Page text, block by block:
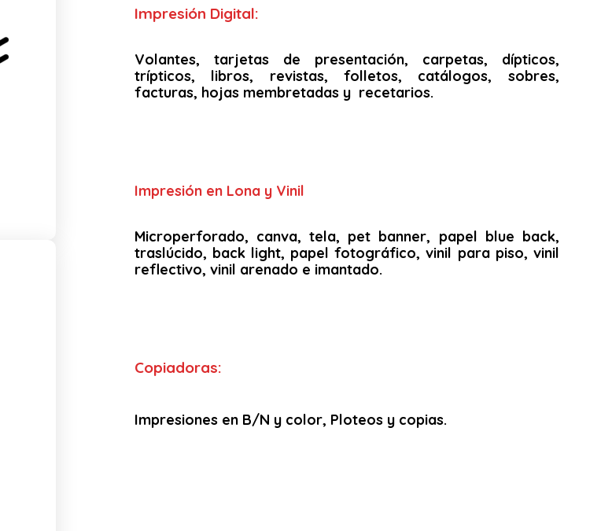
Impresión Digital:
Volantes, tarjetas de presentación, carpetas, dípticos,
trípticos, libros, revistas, folletos, catálogos, sobres,
facturas, hojas membretadas y recetarios.
Impresión en Lona y Vinil
Microperforado, canva, tela, pet banner, papel blue back,
traslúcido, back light, papel fotográfico, vinil para piso, vinil
reflectivo, vinil arenado e imantado.
Copiadoras:
Impresiones en B/N y color, Ploteos y copias.